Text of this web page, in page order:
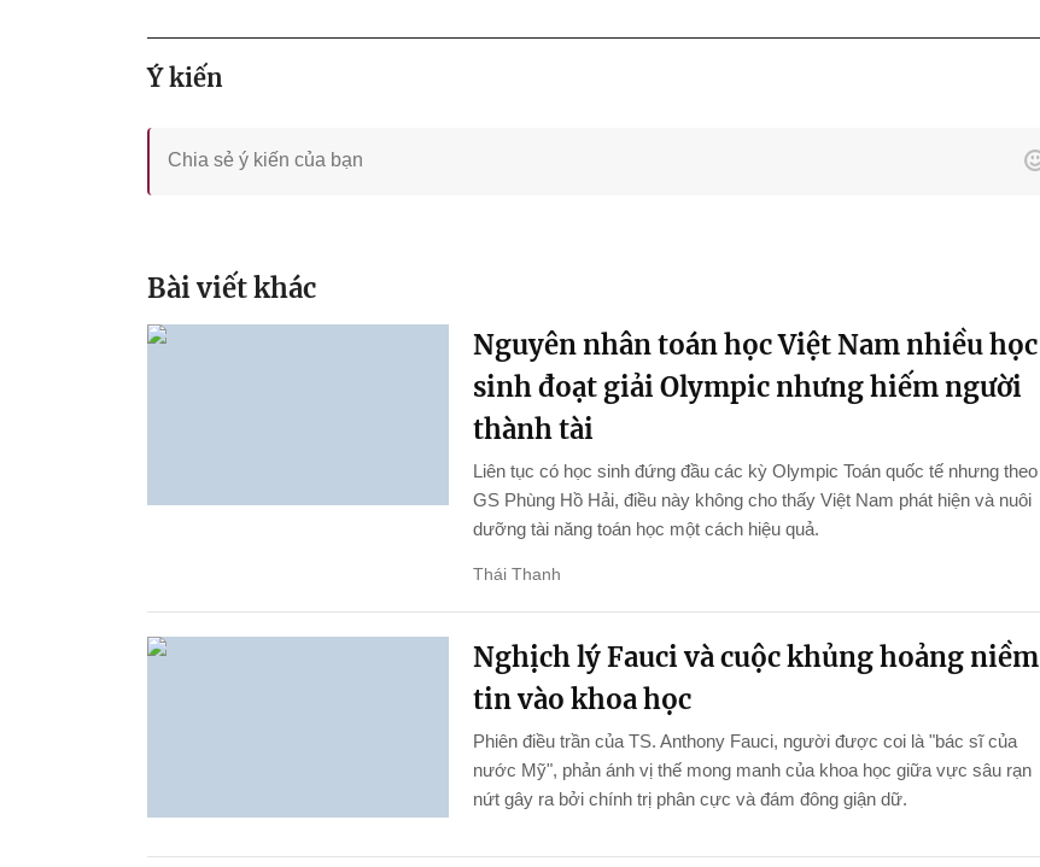
Ý kiến
Bài viết khác
Nguyên nhân toán học Việt Nam nhiều học
sinh đoạt giải Olympic nhưng hiếm người
thành tài
Liên tục có học sinh đứng đầu các kỳ Olympic Toán quốc tế nhưng theo
GS Phùng Hồ Hải, điều này không cho thấy Việt Nam phát hiện và nuôi
dưỡng tài năng toán học một cách hiệu quả.
Thái Thanh
Nghịch lý Fauci và cuộc khủng hoảng niềm
tin vào khoa học
Phiên điều trần của TS. Anthony Fauci, người được coi là "bác sĩ của
nước Mỹ", phản ánh vị thế mong manh của khoa học giữa vực sâu rạn
nứt gây ra bởi chính trị phân cực và đám đông giận dữ.